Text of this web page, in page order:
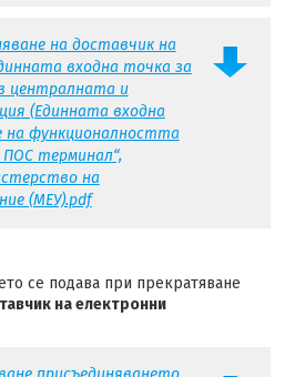
на доставчик на
входна точка за
централната и
(Единната входна
на функционалността
терминал“,
на
(МЕУ).pdf
се подава при прекратяване
на електронни